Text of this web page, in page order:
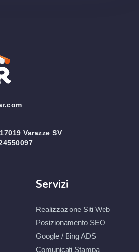
Varazze SV
Servizi
Realizzazione Siti Web
Posizionamento SEO
Google / Bing ADS
Comunicati Stampa